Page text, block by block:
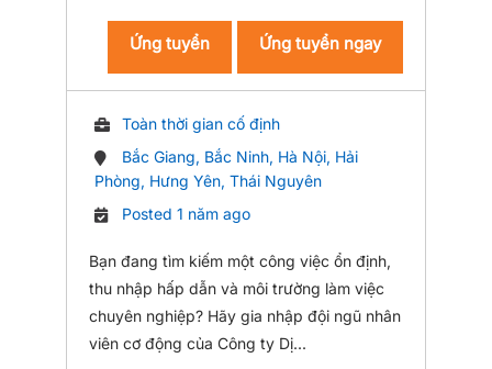
Ứng tuyển Ứng tuyển ngay
Toàn thời gian cố định
Bắc Giang, Bắc Ninh, Hà Nội, Hải
Phòng, Hưng Yên, Thái Nguyên
Posted 1 năm ago
Bạn đang tìm kiếm một công việc ổn định,
thu nhập hấp dẫn và môi trường làm việc
chuyên nghiệp? Hãy gia nhập đội ngũ nhân
viên cơ động của Công ty Dị...